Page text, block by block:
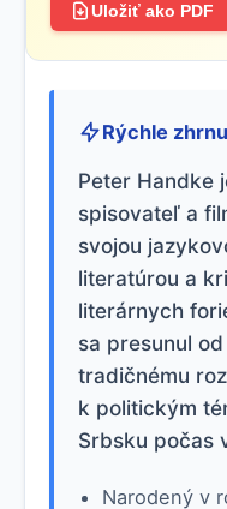
Uložiť ako PDF
Rýchle
Peter Handke
spisovateľ a
svojou
literatúrou a
literárnych
sa presunul
tradičnému
k politickým
Srbsku počas
Narodený v